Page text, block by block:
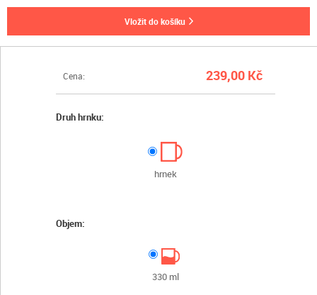
Cena: 239,00 Kč
Druh hrnku:
hrnek
Objem:
330 ml
vložit do košíku